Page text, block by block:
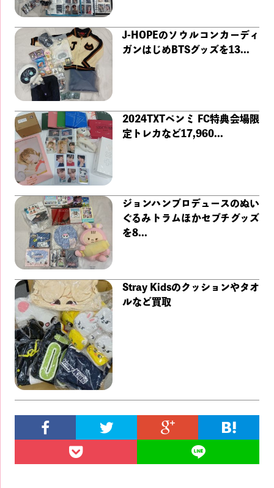
J-HOPEのソウルコンカーディ
ガンはじめBTSグッズを13...
2024TXTペンミ FC特典会場限
定トレカなど17,960...
ジョンハンプロデュースのぬい
ぐるみトラムほかセブチグッズ
を8...
Stray Kidsのクッションやタオ
ルなど買取